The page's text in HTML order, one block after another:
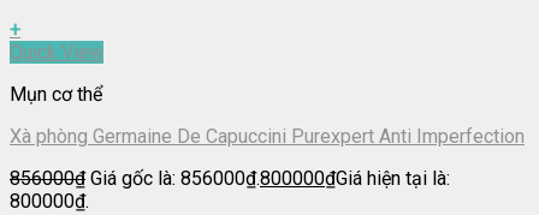
+
Quick View
Mụn cơ thể
Xà phòng Germaine De Capuccini Purexpert Anti Imperfection
856000₫ Giá gốc là: 856000₫.800000₫Giá hiện tại là:
800000₫.